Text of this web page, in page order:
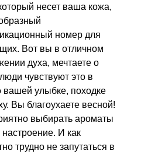
несет ваша кожа,
номер для
Вот вы в отличном
духа, мечтаете о
чувствуют это в
улыбке, походке
Вы благоухаете весной!
выбирать ароматы
И как
трудно не запутаться в